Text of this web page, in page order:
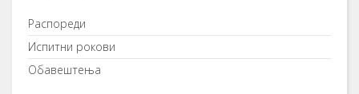
Распореди
Испитни рокови
Обавештења